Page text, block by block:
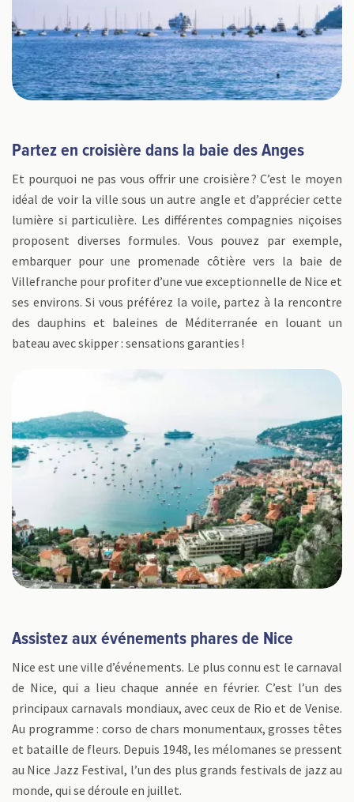
Partez en croisière dans la baie des Anges
Et pourquoi ne pas vous offrir une croisière ? C’est le moyen
idéal de voir la ville sous un autre angle et d’apprécier cette
lumière si particulière. Les différentes compagnies niçoises
proposent diverses formules. Vous pouvez par exemple,
embarquer pour une promenade côtière vers la baie de
Villefranche pour profiter d’une vue exceptionnelle de Nice et
ses environs. Si vous préférez la voile, partez à la rencontre
des dauphins et baleines de Méditerranée en louant un
bateau avec skipper : sensations garanties !
Assistez aux événements phares de Nice
Nice est une ville d’événements. Le plus connu est le carnaval
de Nice, qui a lieu chaque année en février. C’est l’un des
principaux carnavals mondiaux, avec ceux de Rio et de Venise.
Au programme : corso de chars monumentaux, grosses têtes
et bataille de fleurs. Depuis 1948, les mélomanes se pressent
au Nice Jazz Festival, l’un des plus grands festivals de jazz au
monde, qui se déroule en juillet.